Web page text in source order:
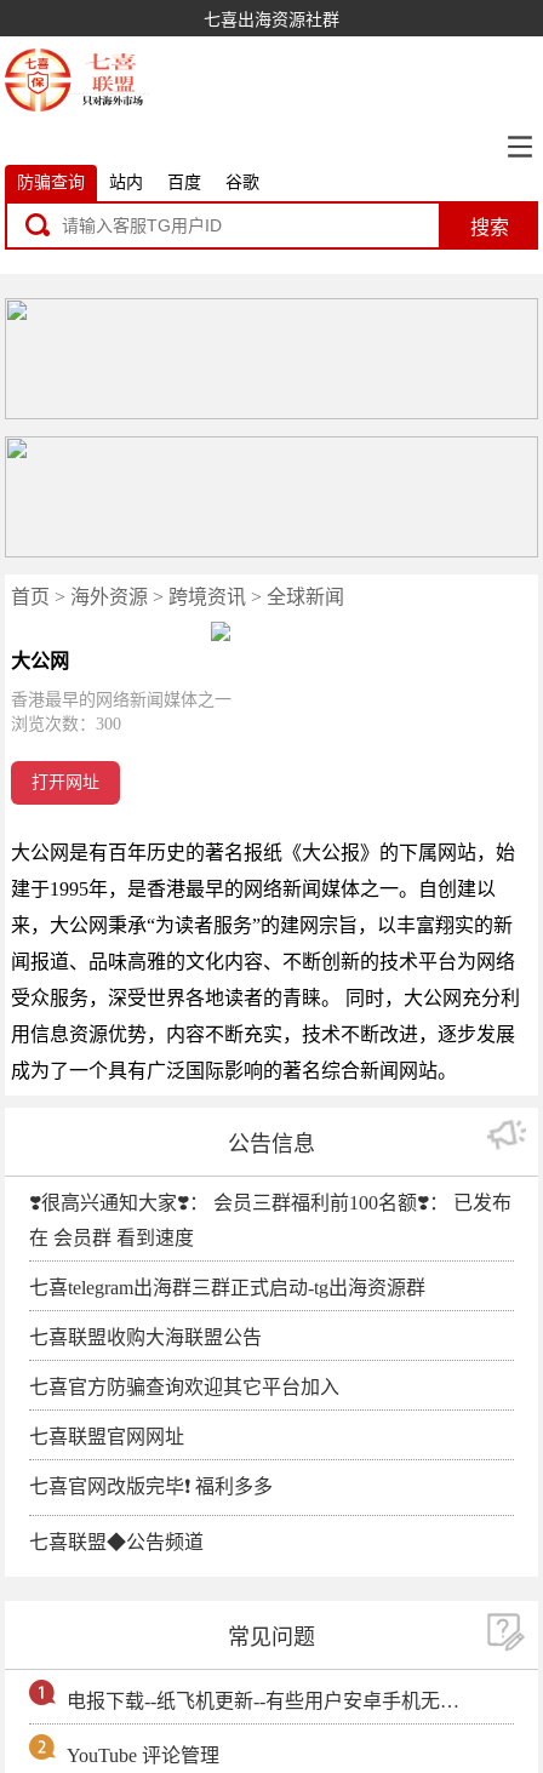
七喜出海资源社群
防骗查询 站内 百度 谷歌
搜索
首页 > 海外资源 > 跨境资讯 >全球新闻
大公网
香港最早的网络新闻媒体之一
浏览次数：300
打开网址
大公网是有百年历史的著名报纸《大公报》的下属网站，始
建于1995年，是香港最早的网络新闻媒体之一。自创建以
来，大公网秉承“为读者服务”的建网宗旨，以丰富翔实的新
闻报道、品味高雅的文化内容、不断创新的技术平台为网络
受众服务，深受世界各地读者的青睐。 同时，大公网充分利
用信息资源优势，内容不断充实，技术不断改进，逐步发展
成为了一个具有广泛国际影响的著名综合新闻网站。
公告信息
❣️很高兴通知大家❣️： 会员三群福利前100名额❣️： 已发布
在 会员群 看到速度
七喜telegram出海群三群正式启动-tg出海资源群
七喜联盟收购大海联盟公告
七喜官方防骗查询欢迎其它平台加入
七喜联盟官网网址
七喜官网改版完毕❗️ 福利多多
七喜联盟◆公告频道
常见问题
电报下载--纸飞机更新--有些用户安卓手机无法更新电报软件
YouTube 评论管理